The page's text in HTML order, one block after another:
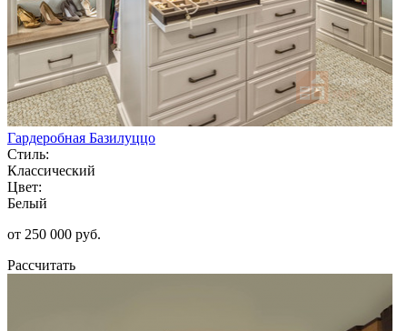
Гардеробная Базилуццо
Стиль:
Классический
Цвет:
Белый
от 250 000 руб.
Рассчитать